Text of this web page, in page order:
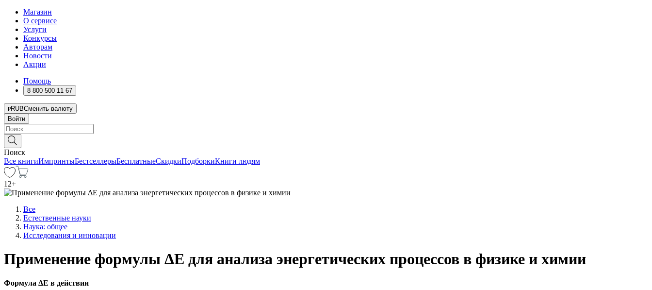
Магазин
О сервисе
Услуги
Конкурсы
Авторам
Новости
Акции
Помощь
8 800 500 11 67
RUBСменить валюту
Войти
Поиск
Все книгиИмпринтыБестселлерыБесплатныеСкидкиПодборкиКниги людям
12+
Все
Естественные науки
Наука: общее
Исследования и инновации
Применение формулы ΔE для анализа энергетических процессов в физике и химии
Формула ΔE в действии